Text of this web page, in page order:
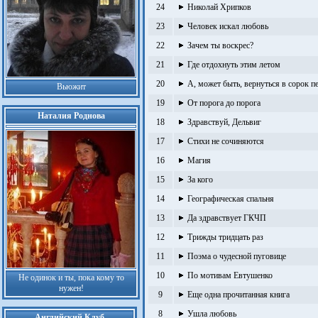
Вьюжит
Наталия Роднова
Не одинок и ты, пока кому то
нужен!
24 Николай Хрипков
23 Человек искал любовь
22 Зачем ты воскрес?
21 Где отдохнуть этим летом
20 А, может быть, вернуться в сорок
19 От порога до порога
18 Здравствуй, Дельвиг
17 Стихи не сочиняются
16 Магия
15 За кого
14 Географическая спальня
13 Да здравствует ГКЧП
12 Трижды тридцать раз
11 Поэма о чудесной пуговице
10 По мотивам Евтушенко
9 Еще одна прочитанная книга
8 Ушла любовь